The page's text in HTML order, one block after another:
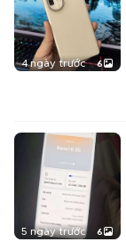
4 ngày trước 6
5 ngày trước 6